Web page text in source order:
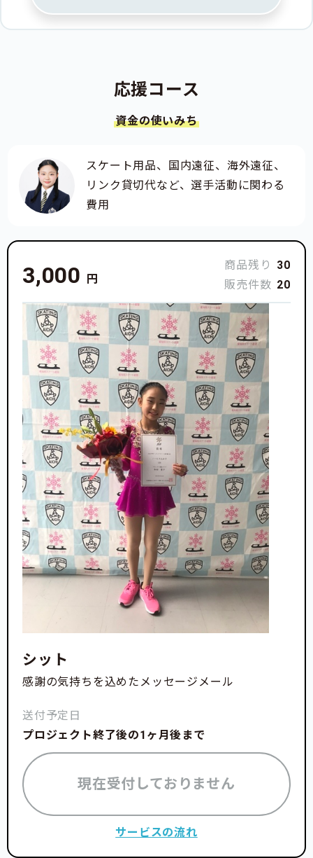
応援コース
資金の使いみち
スケート用品、国内遠征、海外遠征、
リンク貸切代など、選手活動に関わる
費用
3,000 円
商品残り
30
販売件数 20
シット
感謝の気持ちを込めたメッセージメール
送付予定日
プロジェクト終了後の1ヶ月後まで
現在受付しておりません
サービスの流れ